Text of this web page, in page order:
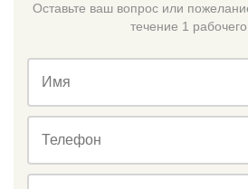
Оставьте ваш вопрос или
течение 1
Имя
Телефон